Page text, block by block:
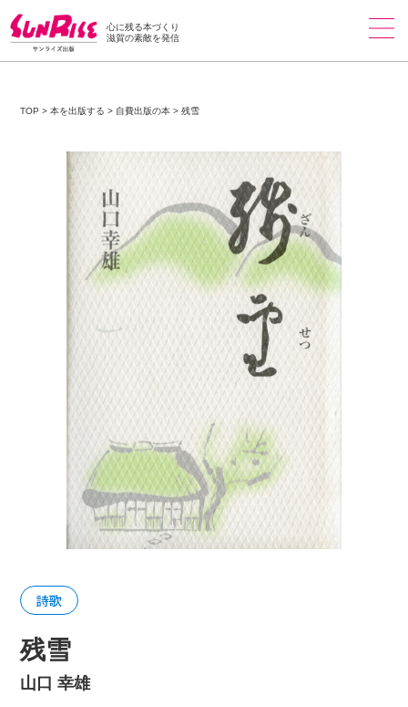
心に残る本づくり
滋賀の素敵を発信
TOP >本を出版する > 自費出版の本 >残雪
詩歌
残雪
山口 幸雄